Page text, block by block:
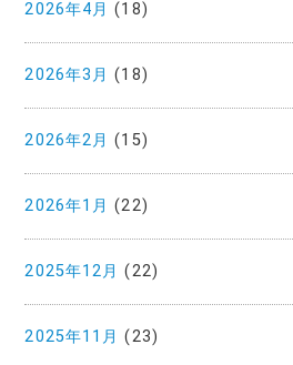
2026年4月 (18)
2026年3月 (18)
2026年2月 (15)
2026年1月 (22)
2025年12月 (22)
2025年11月 (23)